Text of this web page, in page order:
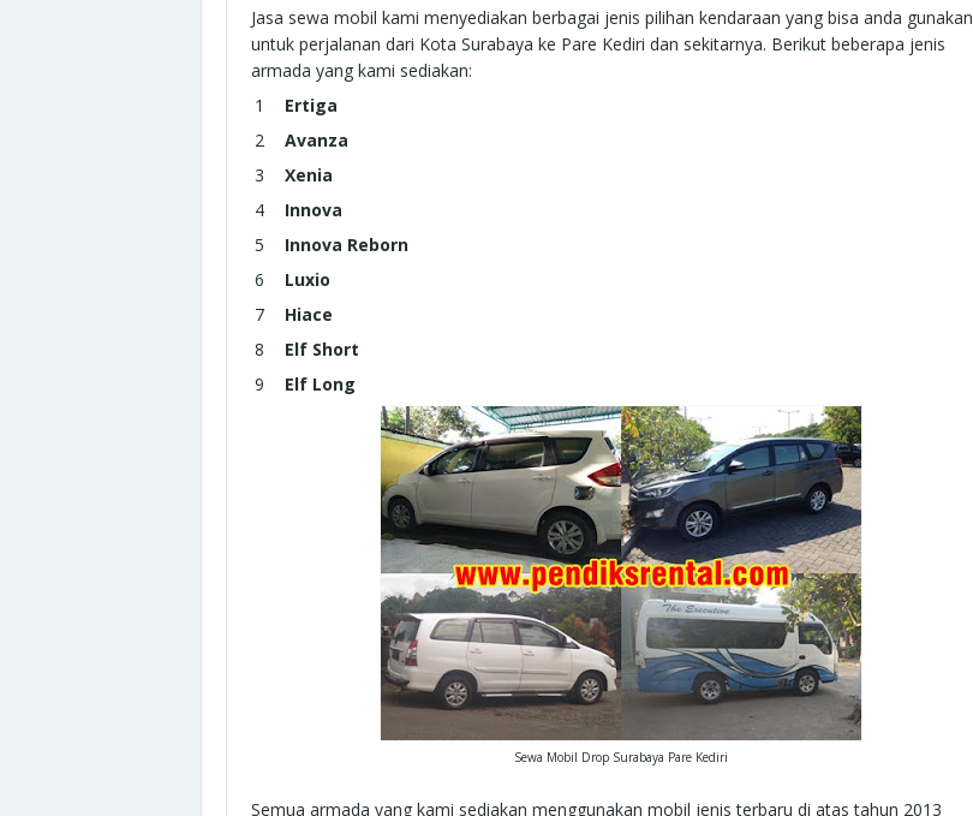
Jasa sewa mobil kami menyediakan berbagai jenis pilihan kendaraan yang bisa anda gunakan
untuk perjalanan dari Kota Surabaya ke Pare Kediri dan sekitarnya. Berikut beberapa jenis
armada yang kami sediakan:
Ertiga
Avanza
Xenia
Innova
Innova Reborn
Luxio
Hiace
Elf Short
Elf Long
Sewa Mobil Drop Surabaya Pare Kediri
Semua armada yang kami sediakan menggunakan mobil jenis terbaru di atas tahun 2013